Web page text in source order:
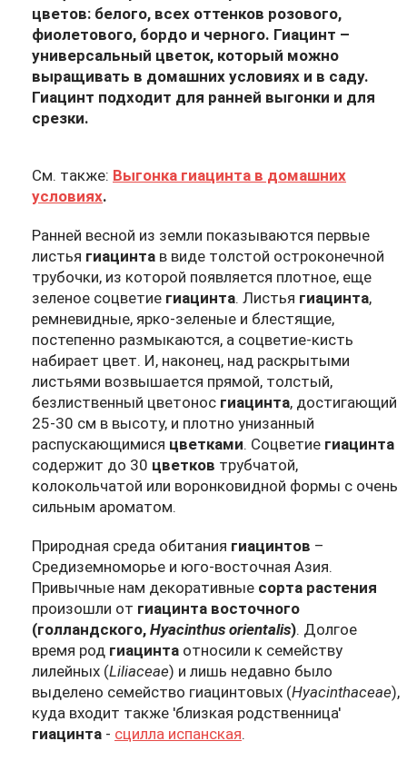
цветов: белого, всех оттенков розового,
фиолетового, бордо и черного. Гиацинт –
универсальный цветок, который можно
выращивать в домашних условиях и в саду.
Гиацинт подходит для ранней выгонки и для
срезки.
См. также: Выгонка гиацинта в домашних
условиях.
Ранней весной из земли показываются первые
листья гиацинта в виде толстой остроконечной
трубочки, из которой появляется плотное, еще
зеленое соцветие гиацинта. Листья гиацинта,
ремневидные, ярко-зеленые и блестящие,
постепенно размыкаются, а соцветие-кисть
набирает цвет. И, наконец, над раскрытыми
листьями возвышается прямой, толстый,
безлиственный цветонос гиацинта, достигающий
25-30 см в высоту, и плотно унизанный
распускающимися цветками. Соцветие гиацинта
содержит до 30 цветков трубчатой,
колокольчатой или воронковидной формы с очень
сильным ароматом.
Природная среда обитания гиацинтов –
Средиземноморье и юго-восточная Азия.
Привычные нам декоративные сорта растения
произошли от гиацинта восточного
(голландского, Hyacinthus orientalis). Долгое
время род гиацинта относили к семейству
лилейных (Liliaceae) и лишь недавно было
выделено семейство гиацинтовых (Hyacinthaceae),
куда входит также 'близкая родственница'
гиацинта - сцилла испанская.